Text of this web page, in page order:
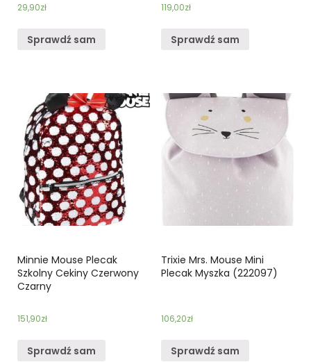
29,90zł
Sprawdź sam
119,00zł
Sprawdź sam
Minnie Mouse Plecak
Szkolny Cekiny Czerwony
Czarny
151,90zł
Sprawdź sam
Trixie Mrs. Mouse Mini
Plecak Myszka (222097)
106,20zł
Sprawdź sam